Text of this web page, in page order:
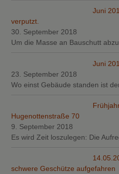
Juni
verputzt.
30. September 2018
Um die Masse an Bauschutt
Juni
23. September 2018
Wo einst Gebäude standen ist
Hugenottenstraße 70
9. September 2018
Es wird Zeit loszulegen: Die
schwere Geschütze aufgefahren